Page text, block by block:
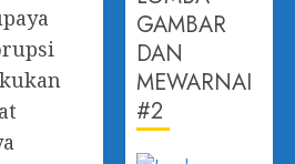
GAMBAR
DAN
MEWARNAI
#2